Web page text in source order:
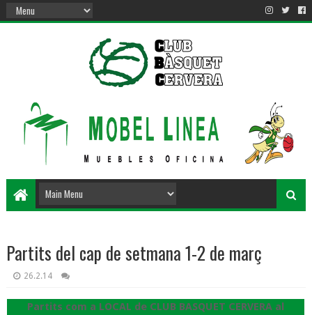
Partits del cap de setmana 1-2 de març
26.2.14
Partits com a LOCAL de CLUB BASQUET CERVERA al